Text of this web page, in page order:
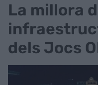
La millora
dels Jocs